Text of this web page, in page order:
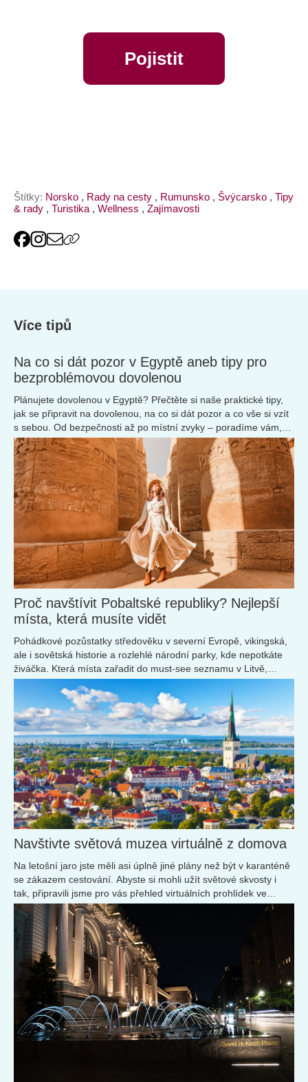
Pojistit
Štítky: Norsko , Rady na cesty , Rumunsko , Švýcarsko , Tipy
& rady , Turistika , Wellness , Zajímavosti
Více tipů
Na co si dát pozor v Egyptě aneb tipy pro
bezproblémovou dovolenou
Plánujete dovolenou v Egyptě? Přečtěte si naše praktické tipy,
jak se připravit na dovolenou, na co si dát pozor a co vše si vzít
s sebou. Od bezpečnosti až po místní zvyky – poradíme vám,
jak si užít Egypt bez stresu.
Proč navštívit Pobaltské republiky? Nejlepší
místa, která musíte vidět
Pohádkové pozůstatky středověku v severní Evropě, vikingská,
ale i sovětská historie a rozlehlé národní parky, kde nepotkáte
živáčka. Která místa zařadit do must-see seznamu v Litvě,
Estonsku a Lotyšsku? Přinášíme 10 zajímavých míst.
Navštivte světová muzea virtuálně z domova
Na letošní jaro jste měli asi úplně jiné plány než být v karanténě
se zákazem cestování. Abyste si mohli užít světové skvosty i
tak, připravili jsme pro vás přehled virtuálních prohlídek ve
světových muzeích.